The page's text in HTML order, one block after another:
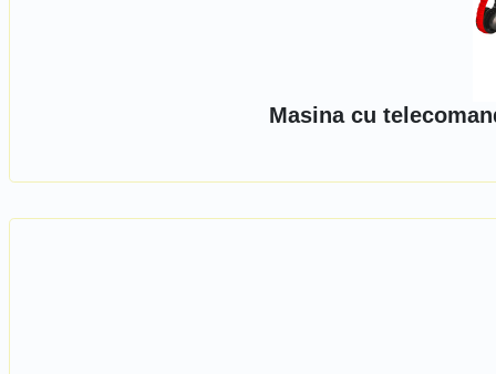
Masina cu